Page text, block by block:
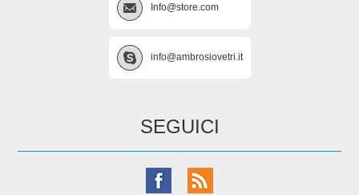
Info@store.com
info@ambrosiovetri.it
SEGUICI